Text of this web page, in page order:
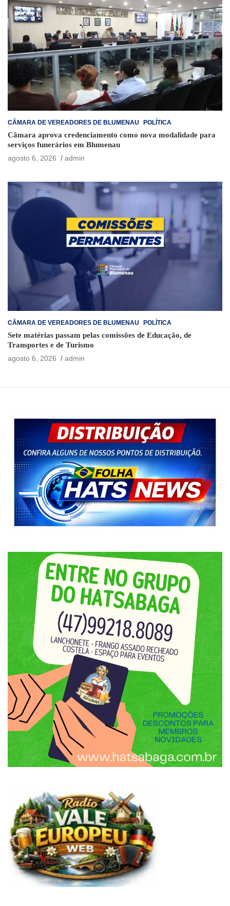
CÂMARA DE VEREADORES DE BLUMENAU POLÍTICA
Câmara aprova credenciamento como nova modalidade para
serviços funerários em Blumenau
agosto 6, 2026
admin
CÂMARA DE VEREADORES DE BLUMENAU POLÍTICA
Sete matérias passam pelas comissões de Educação, de
Transportes e de Turismo
agosto 6, 2026
admin